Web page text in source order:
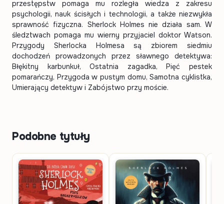
przestępstw pomaga mu rozległa wiedza z zakresu
psychologii, nauk ścisłych i technologii, a także niezwykła
sprawność fizyczna. Sherlock Holmes nie działa sam. W
śledztwach pomaga mu wierny przyjaciel doktor Watson.
Przygody Sherlocka Holmesa są zbiorem siedmiu
dochodzeń prowadzonych przez sławnego detektywa:
Błękitny karbunkuł, Ostatnia zagadka, Pięć pestek
pomarańczy, Przygoda w pustym domu, Samotna cyklistka,
Umierający detektyw i Zabójstwo przy moście.
Podobne tytuły